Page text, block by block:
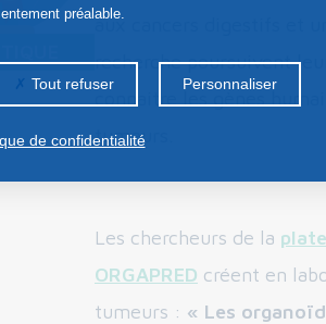
aux cancers digestifs et
recherche poursuivent
connaitre les gènes
tumeurs.
Les chercheurs de la
ORGAPRED créent en
tumeurs : « Les
préalable.
Tout refuser Personnaliser
de confidentialité